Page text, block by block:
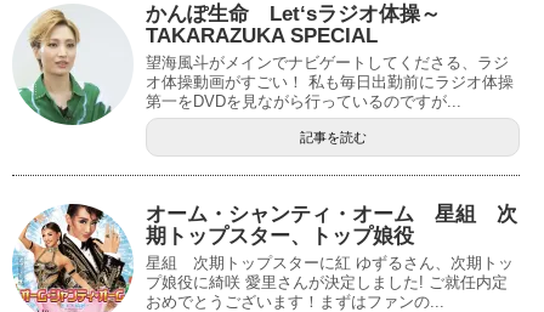
かんぽ生命 Let‘sラジオ体操～
TAKARAZUKA SPECIAL
望海風斗がメインでナビゲートしてくださる、ラジ
オ体操動画がすごい！ 私も毎日出勤前にラジオ体操
第一をDVDを見ながら行っているのですが...
記事を読む
オーム・シャンティ・オーム 星組 次
期トップスター、トップ娘役
星組 次期トップスターに紅 ゆずるさん、次期トッ
プ娘役に綺咲 愛里さんが決定しました! ご就任内定
おめでとうございます！まずはファンの...